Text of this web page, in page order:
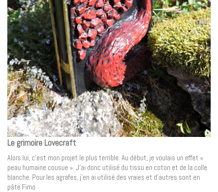
Le grimoire Lovecraft
Alors lui, c’est mon projet le plus terrible. Au début, je voulais un effet «
peau humaine cousue ». J’ai donc utilisé du tissu en coton et de la colle
blanche. Pour les agrafes, j’en ai utilisé des vraies et d’autres sont en
pâte Fimo